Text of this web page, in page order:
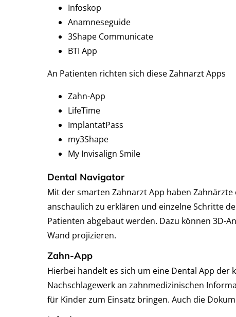
Infoskop
Anamneseguide
3Shape Communicate
BTI App
An Patienten richten sich diese Zahnarzt Apps
Zahn-App
LifeTime
ImplantatPass
my3Shape
My Invisalign Smile
Dental Navigator
Mit der smarten Zahnarzt App haben
anschaulich zu erklären und einzelne Schritte
Patienten abgebaut werden. Dazu können 3D-
Wand projizieren.
Zahn-App
Hierbei handelt es sich um eine Dental App
Nachschlagewerk an zahnmedizinischen
für Kinder zum Einsatz bringen. Auch die